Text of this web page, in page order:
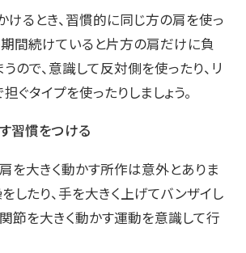
るとき、習慣的に同じ方の肩を使っ
期間続けていると片方の肩だけに負
ので、意識して反対側を使ったり、リ
ぐタイプを使ったりしましょう。
習慣をつける
を大きく動かす所作は意外とありま
したり、手を大きく上げてバンザイし
節を大きく動かす運動を意識して行